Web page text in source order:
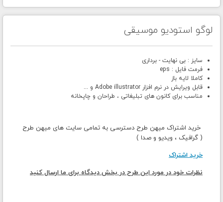
لوگو استودیو موسیقی
سایز : بی نهایت - برداری
فرمت فایل : eps
کاملا لایه باز
قابل ویرایش در نرم افزار Adobe illustrator و ...
مناسب برای کانون های تبلیغاتی ، طراحان و چاپخانه
خرید اشتراک میهن طرح دسترسی به تمامی سایت های میهن طرح
( گرافیک ، ویدیو و صدا )
خرید اشتراک
نظرات خود در مورد این طرح در بخش دیدگاه برای ما ارسال کنید